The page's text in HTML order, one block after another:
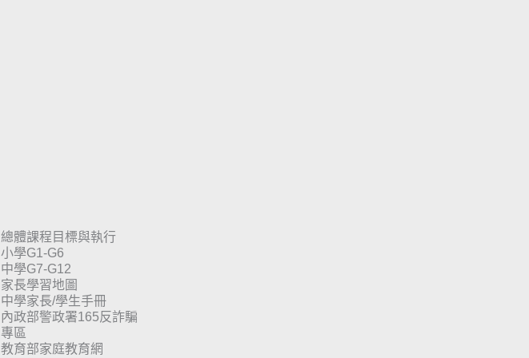
總體課程目標與執行
小學G1-G6
中學G7-G12
家長學習地圖
中學家長/學生手冊
內政部警政署165反詐騙
專區
教育部家庭教育網